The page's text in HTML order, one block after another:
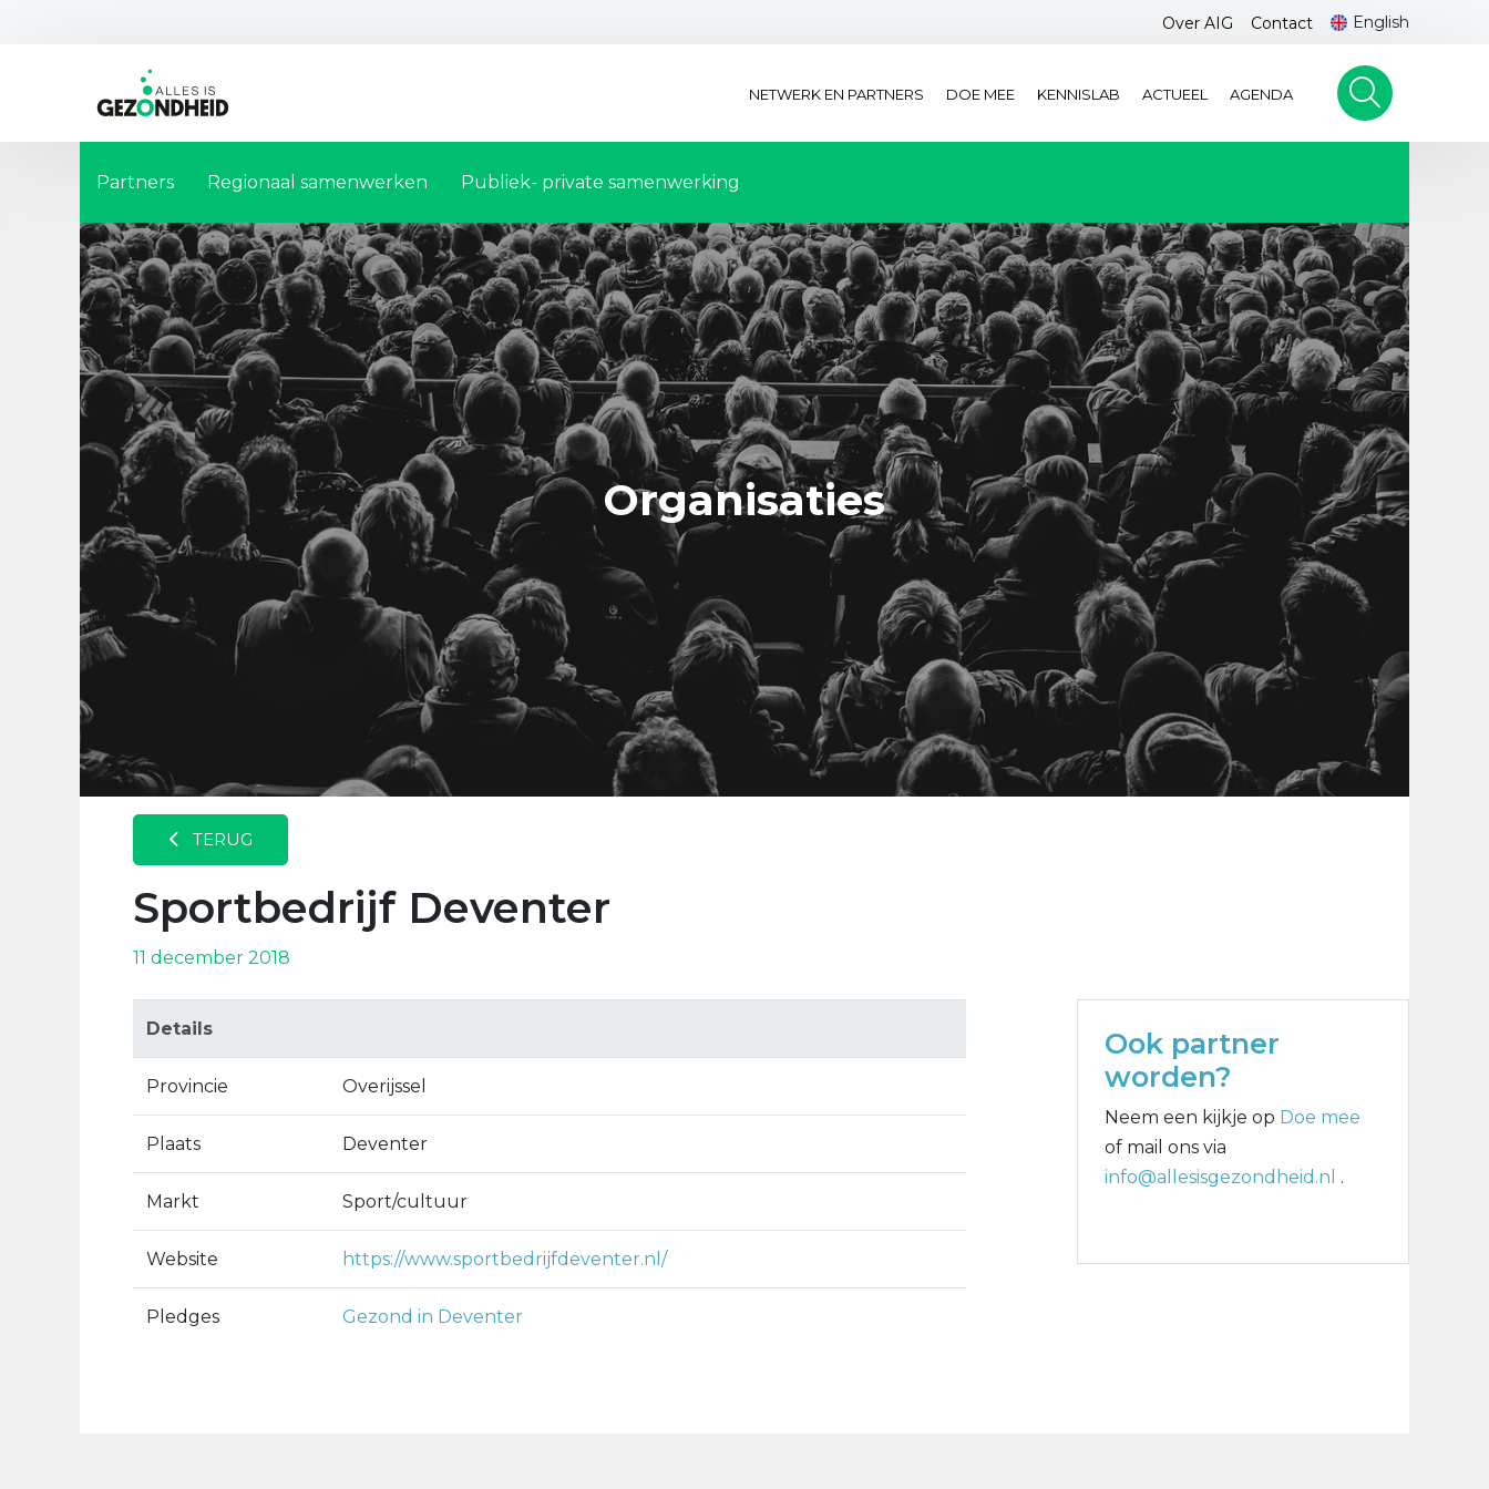
Over AIG Contact English
NETWERK EN PARTNERS DOE MEE KENNISLAB ACTUEEL AGENDA
Partners Regionaal samenwerken Publiek- private samenwerking
Organisaties
TERUG
Sportbedrijf Deventer
11 december 2018
Details
Provincie Overijssel
Plaats Deventer
Markt Sport/cultuur
Website https://www.sportbedrijfdeventer.nl/
Pledges Gezond in Deventer
Ook partner
worden?
Neem een kijkje op Doe mee
of mail ons via
info@allesisgezondheid.nl .